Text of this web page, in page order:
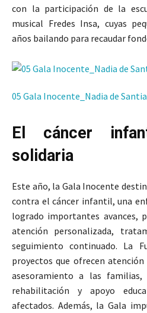
con la participación de la
musical Fredes Insa, cuyas
años bailando para recaudar
05 Gala Inocente_Nadia de
El cáncer
solidaria
Este año, la Gala Inocente
contra el cáncer infantil, una
logrado importantes avances,
atención personalizada,
seguimiento continuado. La
proyectos que ofrecen
asesoramiento a las
rehabilitación y apoyo
afectados. Además, la Gala